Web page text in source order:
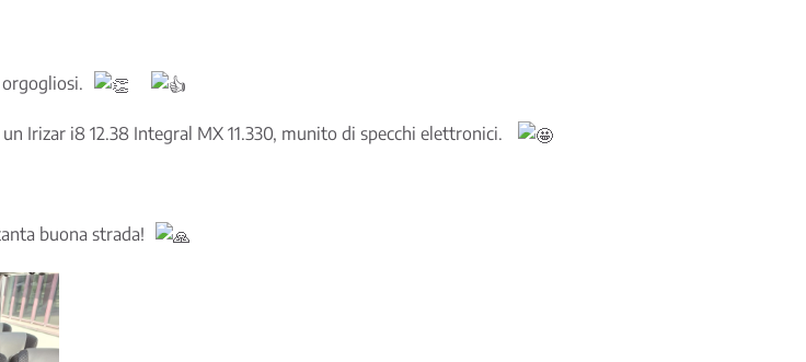
orgogliosi.
Irizar i8 12.38 Integral MX 11.330, munito di specchi elettronici.
buona strada!